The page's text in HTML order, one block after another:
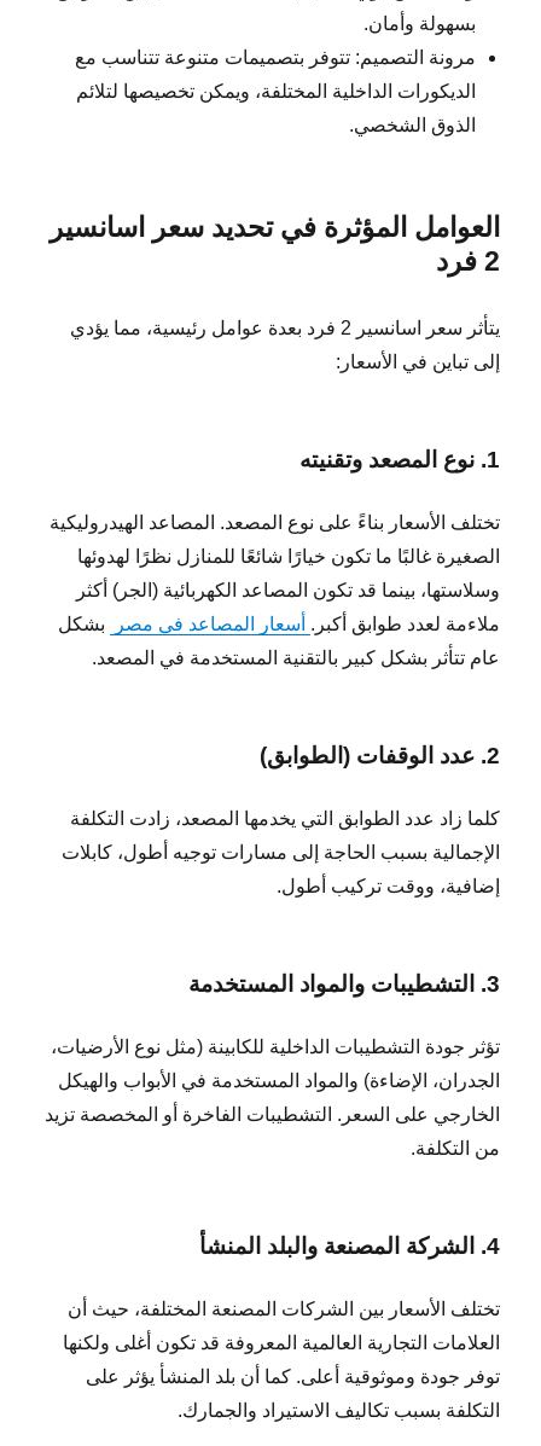
بسهولة وأمان.
مرونة التصميم: تتوفر بتصميمات متنوعة تتناسب مع
الديكورات الداخلية المختلفة، ويمكن تخصيصها لتلائم
الذوق الشخصي.
العوامل المؤثرة في تحديد سعر اسانسير
2 فرد
يتأثر سعر اسانسير 2 فرد بعدة عوامل رئيسية، مما يؤدي
إلى تباين في الأسعار:
1. نوع المصعد وتقنيته
تختلف الأسعار بناءً على نوع المصعد. المصاعد الهيدروليكية
الصغيرة غالبًا ما تكون خيارًا شائعًا للمنازل نظرًا لهدوئها
وسلاستها، بينما قد تكون المصاعد الكهربائية (الجر) أكثر
ملاءمة لعدد طوابق أكبر. أسعار المصاعد في مصر
بشكل
عام تتأثر بشكل كبير بالتقنية المستخدمة في المصعد.
2. عدد الوقفات (الطوابق)
كلما زاد عدد الطوابق التي يخدمها المصعد، زادت التكلفة
الإجمالية بسبب الحاجة إلى مسارات توجيه أطول، كابلات
إضافية، ووقت تركيب أطول.
3. التشطيبات والمواد المستخدمة
تؤثر جودة التشطيبات الداخلية للكابينة (مثل نوع الأرضيات،
الجدران، الإضاءة) والمواد المستخدمة في الأبواب والهيكل
الخارجي على السعر. التشطيبات الفاخرة أو المخصصة تزيد
من التكلفة.
4. الشركة المصنعة والبلد المنشأ
تختلف الأسعار بين الشركات المصنعة المختلفة، حيث أن
العلامات التجارية العالمية المعروفة قد تكون أغلى ولكنها
توفر جودة وموثوقية أعلى. كما أن بلد المنشأ يؤثر على
التكلفة بسبب تكاليف الاستيراد والجمارك.